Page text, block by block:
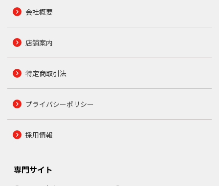
会社概要
店舗案内
特定商取引法
プライバシーポリシー
採用情報
専門サイト